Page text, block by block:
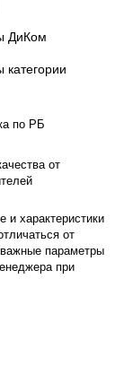
ДиКом
категории
по РБ
от
и характеристики
от
параметры
при